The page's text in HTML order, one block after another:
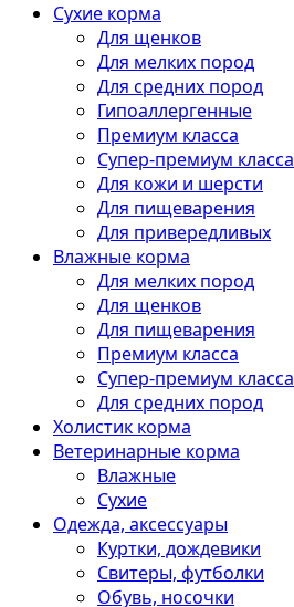
Сухие корма
Для щенков
Для мелких пород
Для средних пород
Гипоаллергенные
Премиум класса
Супер-премиум класса
Для кожи и шерсти
Для пищеварения
Для привередливых
Влажные корма
Для мелких пород
Для щенков
Для пищеварения
Премиум класса
Супер-премиум класса
Для средних пород
Холистик корма
Ветеринарные корма
Влажные
Сухие
Одежда, аксессуары
Куртки, дождевики
Свитеры, футболки
Обувь, носочки